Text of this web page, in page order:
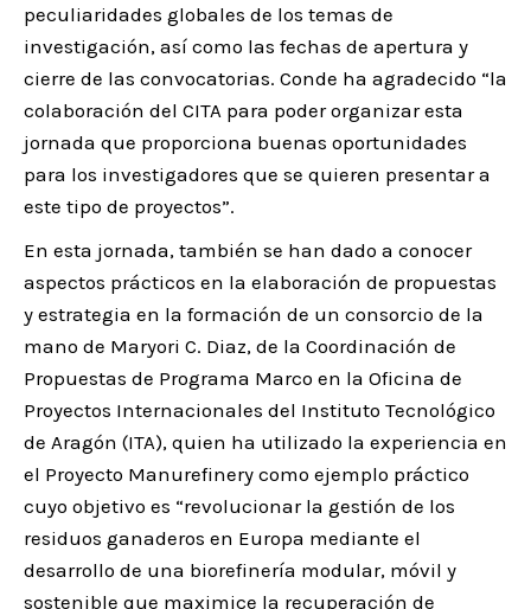
peculiaridades globales de los temas de
investigación, así como las fechas de apertura y
cierre de las convocatorias. Conde ha agradecido “la
colaboración del CITA para poder organizar esta
jornada que proporciona buenas oportunidades
para los investigadores que se quieren presentar a
este tipo de proyectos”.
En esta jornada, también se han dado a conocer
aspectos prácticos en la elaboración de propuestas
y estrategia en la formación de un consorcio de la
mano de Maryori C. Diaz, de la Coordinación de
Propuestas de Programa Marco en la Oficina de
Proyectos Internacionales del Instituto Tecnológico
de Aragón (ITA), quien ha utilizado la experiencia en
el Proyecto Manurefinery como ejemplo práctico
cuyo objetivo es “revolucionar la gestión de los
residuos ganaderos en Europa mediante el
desarrollo de una biorefinería modular, móvil y
sostenible que maximice la recuperación de